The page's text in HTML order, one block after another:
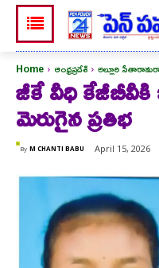
Home ఆంధ్రప్రదేశ్ అల్లూరి
జీకే వీధి
మెరుగైన ప్రతిభ
By M CHANTI BABU April 15, 2026